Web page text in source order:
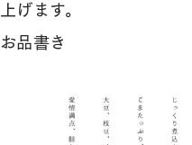
上げます。
お品書き